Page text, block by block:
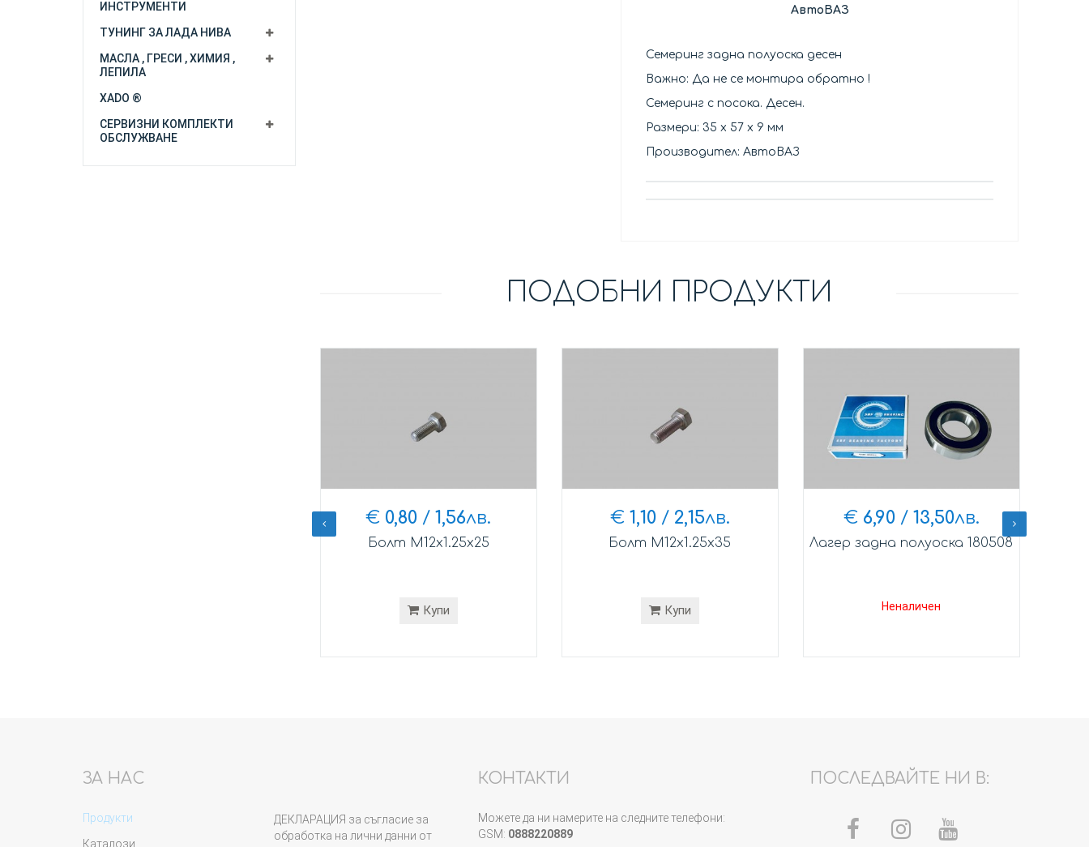
ИНСТРУМЕНТИ
ТУНИНГ ЗА ЛАДА НИВА
МАСЛА , ГРЕСИ , ХИМИЯ ,
ЛЕПИЛА
XADO ®
СЕРВИЗНИ КОМПЛЕКТИ
ОБСЛУЖВАНЕ
АвтоВАЗ
Семеринг задна полуоска десен
Важно: Да не се монтира обратно !
Семеринг с посока. Десен.
Размери: 35 х 57 х 9 мм
Производител: АвтоВАЗ
ПОДОБНИ ПРОДУКТИ
€ 0,80 / 1,56лв.
Болт М12х1.25х25
Купи
€ 1,10/ 2,15лв.
Болт М12х1.25х35
Купи
€ 6,90/ 13,50лв.
Лагер задна полуоска 180508
Неналичен
ЗА НАС
Продукти
Каталози
ДЕКЛАРАЦИЯ за съгласие за
обработка на лични данни от
КОНТАКТИ
Можете да ни намерите на следните телефони:
GSM: 0888220889
ПОСЛЕДВАЙТЕ НИ В: